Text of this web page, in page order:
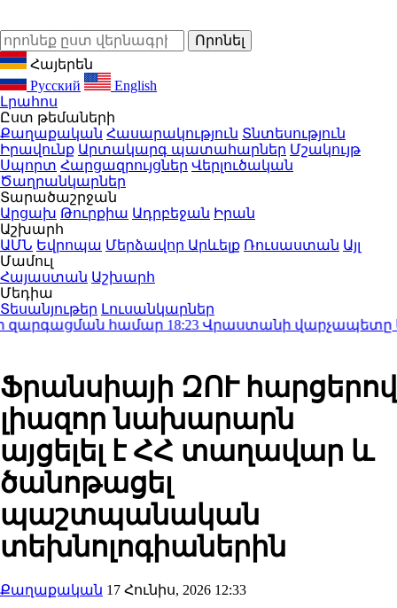
Հայերեն
Русский
English
Լրահոս
Ըստ թեմաների
Քաղաքական Հասարակություն Տնտեսություն
Իրավունք Արտակարգ պատահարներ Մշակույթ
Սպորտ Հարցազրույցներ Վերլուծական
Ծաղրանկարներ
Տարածաշրջան
Արցախ Թուրքիա Ադրբեջան Իրան
Աշխարհ
ԱՄՆ Եվրոպա Մերձավոր Արևելք Ռուսաստան Այլ
Մամուլ
Հայաստան Աշխարհ
Մեդիա
Տեսանյութեր Լուսանկարներ
համար18:23Վրաստանի վարչապետը
Ֆրանսիայի ԶՈՒ հարցերով
լիազոր նախարարն
այցելել է ՀՀ տաղավար և
ծանոթացել
պաշտպանական
տեխնոլոգիաներին
Քաղաքական 17 Հունիս, 2026 12:33